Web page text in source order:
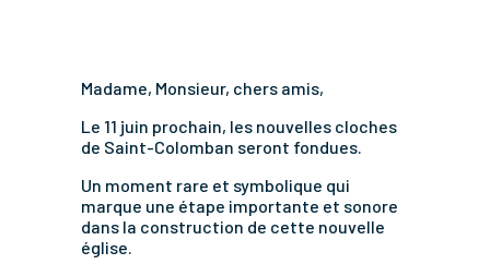
Madame, Monsieur, chers amis,
Le 11 juin prochain, les nouvelles cloches
de Saint-Colomban seront fondues.
Un moment rare et symbolique qui
marque une étape importante et sonore
dans la construction de cette nouvelle
église.